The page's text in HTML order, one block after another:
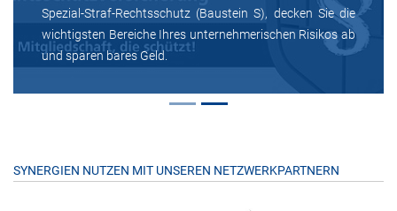
Spezial-Straf-Rechtsschutz (Baustein S), decken Sie die
wichtigsten Bereiche Ihres unternehmerischen Risikos ab
und sparen bares Geld.
SYNERGIEN NUTZEN MIT UNSEREN NETZWERKPARTNERN